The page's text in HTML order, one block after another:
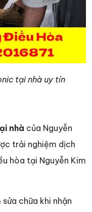
tại nhà uy tín
nhà của Nguyễn
trải nghiệm dịch
hòa tại Nguyễn Kim
chữa khi nhận